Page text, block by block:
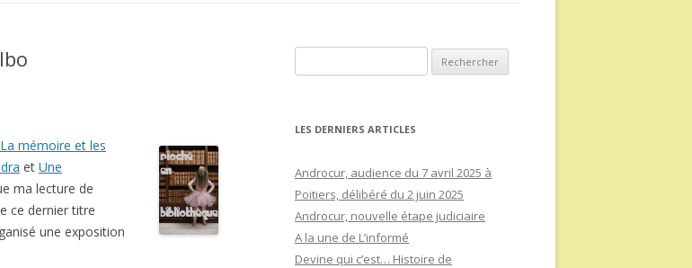
La mémoire et les
et Une
ma lecture de
ce dernier titre
une exposition
LES DERNIERS ARTICLES
Androcur, audience du 7 avril 2025 à
Poitiers, délibéré du 2 juin 2025
Androcur, nouvelle étape judiciaire
A la une de L’informé
Devine qui c’est… Histoire de